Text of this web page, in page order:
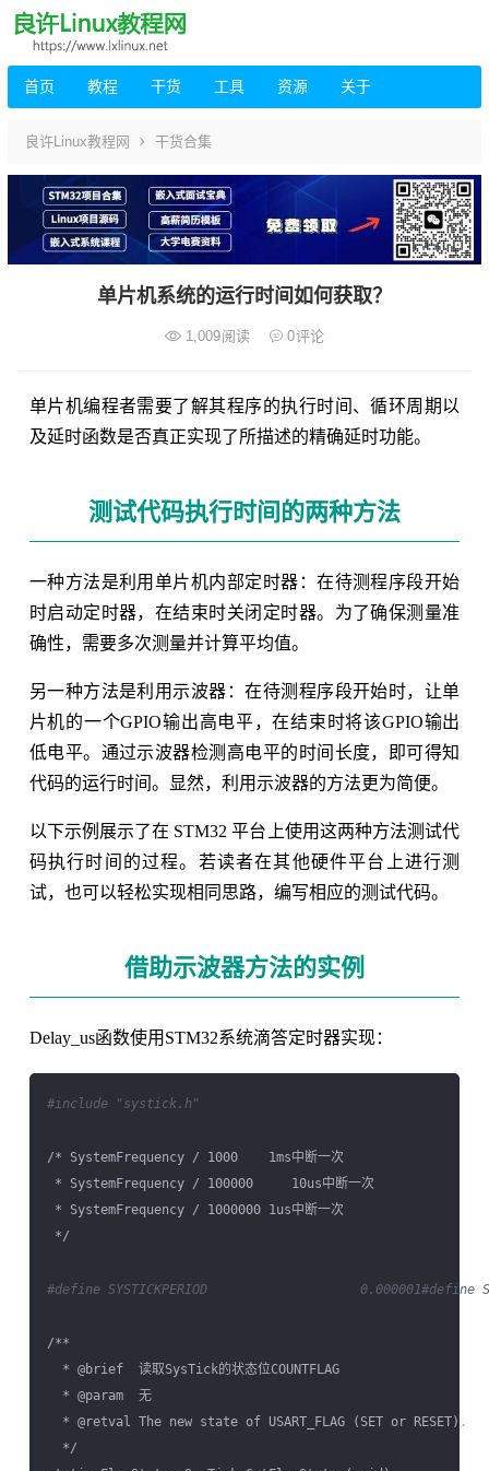
首页 教程 干货 工具 资源 关于
良许Linux教程网 干货合集
单片机系统的运行时间如何获取？
1,009阅读 0评论
单片机编程者需要了解其程序的执行时间、循环周期以
及延时函数是否真正实现了所描述的精确延时功能。
测试代码执行时间的两种方法
一种方法是利用单片机内部定时器：在待测程序段开始
时启动定时器，在结束时关闭定时器。为了确保测量准
确性，需要多次测量并计算平均值。
另一种方法是利用示波器：在待测程序段开始时，让单
片机的一个GPIO输出高电平，在结束时将该GPIO输出
低电平。通过示波器检测高电平的时间长度，即可得知
代码的运行时间。显然，利用示波器的方法更为简便。
以下示例展示了在 STM32 平台上使用这两种方法测试代
码执行时间的过程。若读者在其他硬件平台上进行测
试，也可以轻松实现相同思路，编写相应的测试代码。
借助示波器方法的实例
Delay_us函数使用STM32系统滴答定时器实现：
#include "systick.h"
/* SystemFrequency / 1000    1ms中断一次
* SystemFrequency / 100000     10us中断一次
* SystemFrequency / 1000000 1us中断一次
*/
#define SYSTICKPERIOD                    0.000001#define
/**
* @brief  读取SysTick的状态位COUNTFLAG
* @param  无
* @retval The new state of USART_FLAG (SET or RESET).
*/